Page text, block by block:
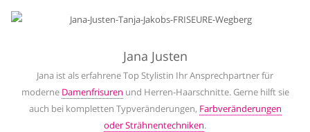
Jana Justen
Jana ist als erfahrene Top Stylistin Ihr Ansprechpartner für
moderne Damenfrisuren und Herren-Haarschnitte. Gerne hilft sie
auch bei kompletten Typveränderungen, Farbveränderungen
oder Strähnentechniken.